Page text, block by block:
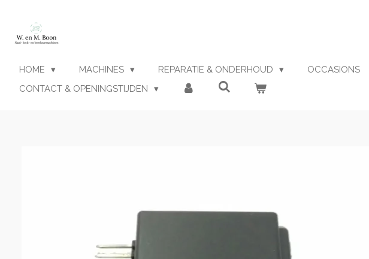
naar
hoofdinhoud
HOME MACHINES REPARATIE & ONDERHOUD OCCASIONS
CONTACT & OPENINGSTIJDEN